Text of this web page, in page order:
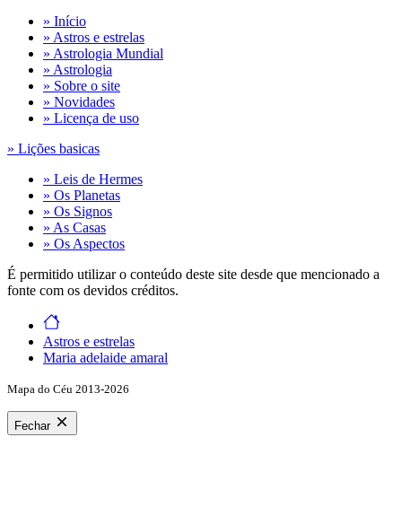
» Início
» Astros e estrelas
» Astrologia Mundial
» Astrologia
» Sobre o site
» Novidades
» Licença de uso
» Lições basicas
» Leis de Hermes
» Os Planetas
» Os Signos
» As Casas
» Os Aspectos
É permitido utilizar o conteúdo deste site desde que mencionado a
fonte com os devidos créditos.
Astros e estrelas
Maria adelaide amaral
Mapa do Céu 2013-2026
Fechar